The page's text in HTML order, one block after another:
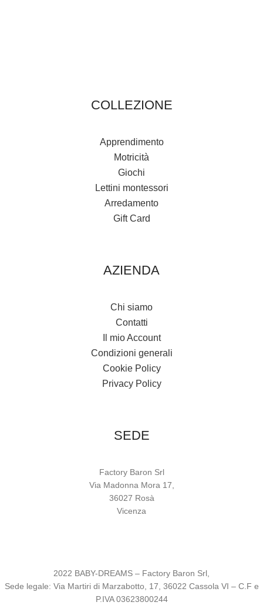
COLLEZIONE
Apprendimento
Motricità
Giochi
Lettini montessori
Arredamento
Gift Card
AZIENDA
Chi siamo
Contatti
Il mio Account
Condizioni generali
Cookie Policy
Privacy Policy
SEDE
Factory Baron Srl
Via Madonna Mora 17,
36027 Rosà
Vicenza
2022 BABY-DREAMS – Factory Baron Srl,
Sede legale: Via Martiri di Marzabotto, 17, 36022 Cassola VI – C.F e
P.IVA 03623800244